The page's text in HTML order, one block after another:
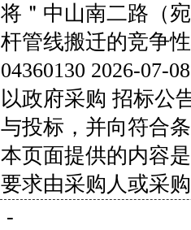
将＂中山南二路（
杆管线搬迁的竞争性
04360130 2026-07-
以政府采购 招标公
与投标，并向符合
本页面提供的内容
要求由采购人或采
-